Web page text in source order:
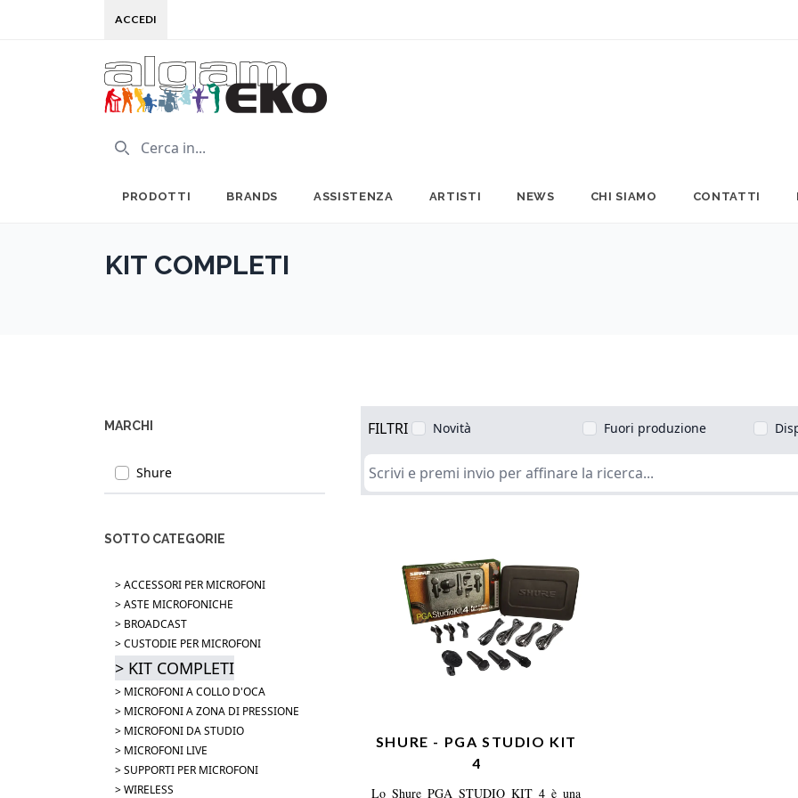
ACCEDI
PRODOTTI BRANDS ASSISTENZA ARTISTI NEWS CHI SIAMO CONTATTI
KIT COMPLETI
MARCHI
Shure
SOTTO CATEGORIE
> ACCESSORI PER MICROFONI
> ASTE MICROFONICHE
> BROADCAST
> CUSTODIE PER MICROFONI
> KIT COMPLETI
> MICROFONI A COLLO D'OCA
> MICROFONI A ZONA DI PRESSIONE
> MICROFONI DA STUDIO
> MICROFONI LIVE
> SUPPORTI PER MICROFONI
> WIRELESS
FILTRI Novità Fuori produzione
SHURE - PGA STUDIO KIT
4
Lo Shure PGA STUDIO KIT 4 è una